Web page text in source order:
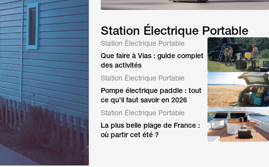
Station Électrique Portable
Station Électrique Portable
Que faire à Vias : guide complet
des activités
Station Électrique Portable
Pompe électrique paddle : tout
ce qu'il faut savoir en 2026
Station Électrique Portable
La plus belle plage de France :
où partir cet été ?